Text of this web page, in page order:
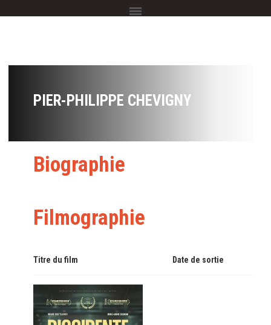
PIER-PHILIPPE CHEVIGNY
Biographie
Filmographie
Titre du film Date de sortie